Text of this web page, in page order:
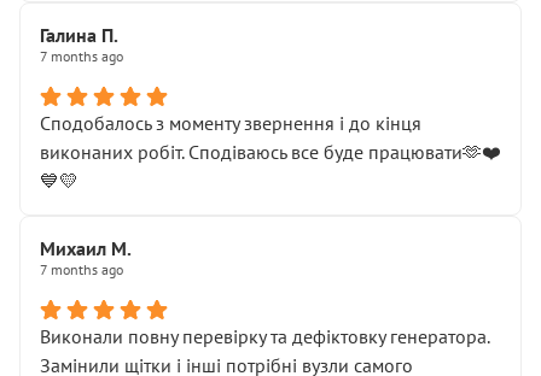
Галина П.
7 months ago
Сподобалось з моменту звернення і до кінця
виконаних робіт. Сподіваюсь все буде працювати🫶❤️
💙💛
Михаил М.
7 months ago
Виконали повну перевірку та дефіктовку генератора.
Замінили щітки і інші потрібні вузли самого